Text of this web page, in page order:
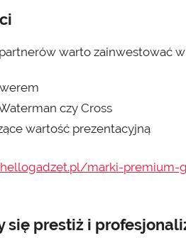
warto zainwestować w
czy Cross
wartość prezentacyjną
marki-premium-
się prestiż i